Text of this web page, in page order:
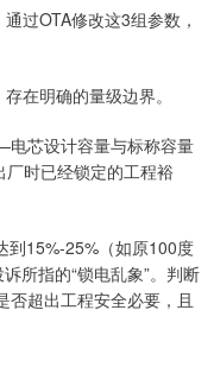
过OTA修改这3组参数，
在明确的量级边界。
芯设计容量与标称容量
时已经锁定的工程裕
到15%-25%（如原100度
所指的“锁电乱象”。判断
否超出工程安全必要，且